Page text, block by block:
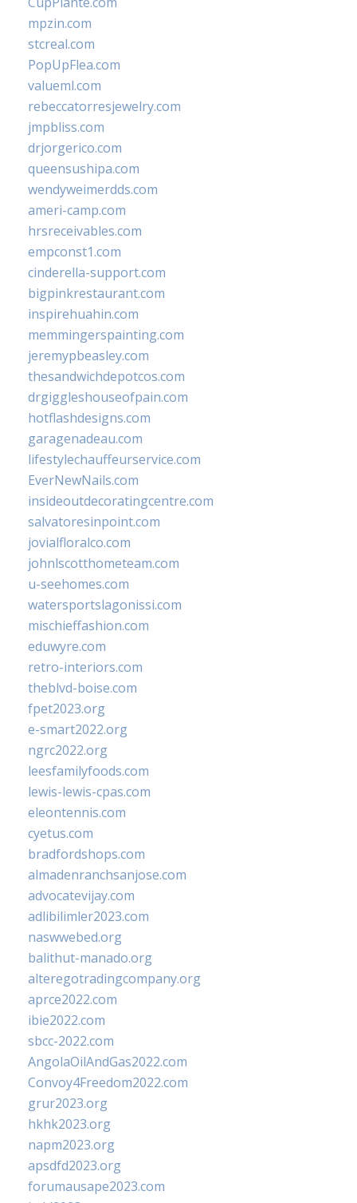
mpzin.com
stcreal.com
PopUpFlea.com
valueml.com
rebeccatorresjewelry.com
jmpbliss.com
drjorgerico.com
queensushipa.com
wendyweimerdds.com
ameri-camp.com
hrsreceivables.com
empconst1.com
cinderella-support.com
bigpinkrestaurant.com
inspirehuahin.com
memmingerspainting.com
jeremypbeasley.com
thesandwichdepotcos.com
drgiggleshouseofpain.com
hotflashdesigns.com
garagenadeau.com
lifestylechauffeurservice.com
EverNewNails.com
insideoutdecoratingcentre.com
salvatoresinpoint.com
jovialfloralco.com
johnlscotthometeam.com
u-seehomes.com
watersportslagonissi.com
mischieffashion.com
eduwyre.com
retro-interiors.com
theblvd-boise.com
fpet2023.org
e-smart2022.org
ngrc2022.org
leesfamilyfoods.com
lewis-lewis-cpas.com
eleontennis.com
cyetus.com
bradfordshops.com
almadenranchsanjose.com
advocatevijay.com
adlibilimler2023.com
naswwebed.org
balithut-manado.org
alteregotradingcompany.org
aprce2022.com
ibie2022.com
sbcc-2022.com
AngolaOilAndGas2022.com
Convoy4Freedom2022.com
grur2023.org
hkhk2023.org
napm2023.org
apsdfd2023.org
forumausape2023.com